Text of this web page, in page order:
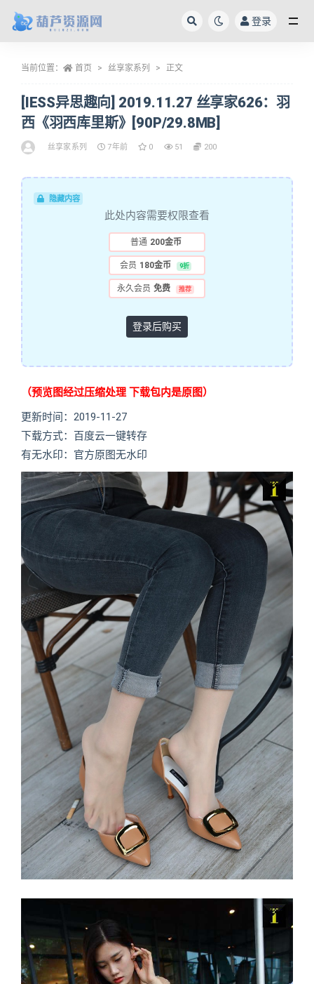
登录
当前位置： 首页 丝享家系列 正文
[IESS异思趣向] 2019.11.27 丝享家626：羽
西《羽西库里斯》[90P/29.8MB]
丝享家系列 7年前 0 51 200
隐藏内容
此处内容需要权限查看
普通 200金币
会员 180金币 9折
永久会员 免费 推荐
登录后购买
（预览图经过压缩处理 下载包内是原图）
更新时间：2019-11-27
下载方式：百度云一键转存
有无水印：官方原图无水印